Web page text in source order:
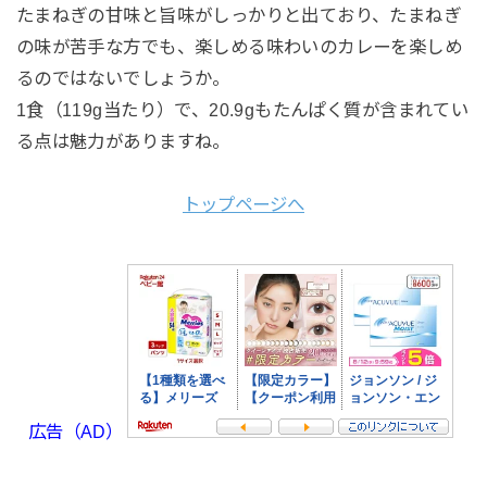
たまねぎの甘味と旨味がしっかりと出ており、たまねぎ
の味が苦手な方でも、楽しめる味わいのカレーを楽しめ
るのではないでしょうか。
1食（119g当たり）で、20.9gもたんぱく質が含まれてい
る点は魅力がありますね。
トップページへ
広告（AD）